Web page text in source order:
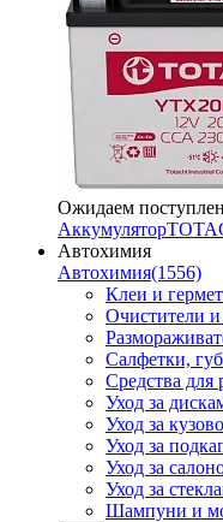
Ожидаем
Аккумулятор
Автохимия
Автохимия(1556)
Клеи и
Очистители и
Салфетки,
Средства для
Уход за
Уход за
Уход за
Уход за
Уход за
Шампуни и